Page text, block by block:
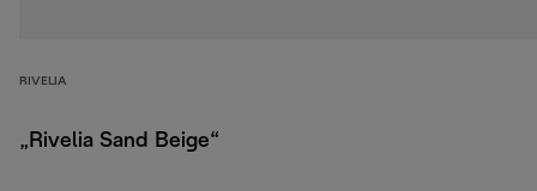
RIVELIA
„Rivelia Sand Beige“